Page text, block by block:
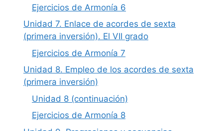
Ejercicios de Armonía 6
Unidad 7. Enlace de acordes de sexta
(primera inversión). El VII grado
Ejercicios de Armonía 7
Unidad 8. Empleo de los acordes de sexta
(primera inversión)
Unidad 8 (continuación)
Ejercicios de Armonía 8